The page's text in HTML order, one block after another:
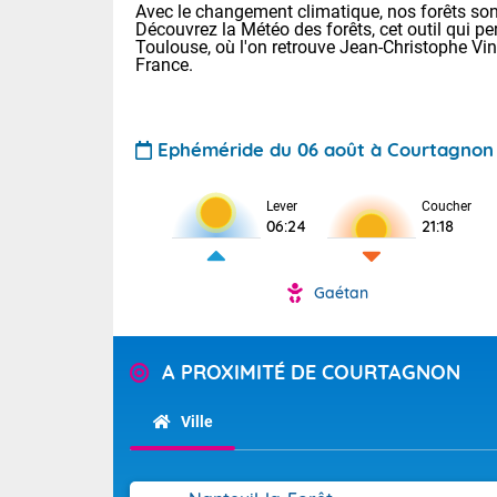
Pour la
Tendance
Avec le changement climatique, nos forêts
Découvrez la Météo des forêts, cet outil qui
Toulouse, où l'on retrouve Jean-Christophe
France.
Ephéméride du 06 août à Courtagnon
Lever
06:24
Coucher
21:18
Gaétan
A PROXIMITÉ DE COURTAGNON
Ville
Voici les
28 Lyon :
: 27 Nancy :
31 Lille : 26
Demain :
Calme,
alors que la